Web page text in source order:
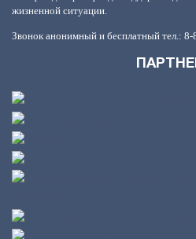
жизненной ситуации.
Звонок анонимный и бесплатный тел.: